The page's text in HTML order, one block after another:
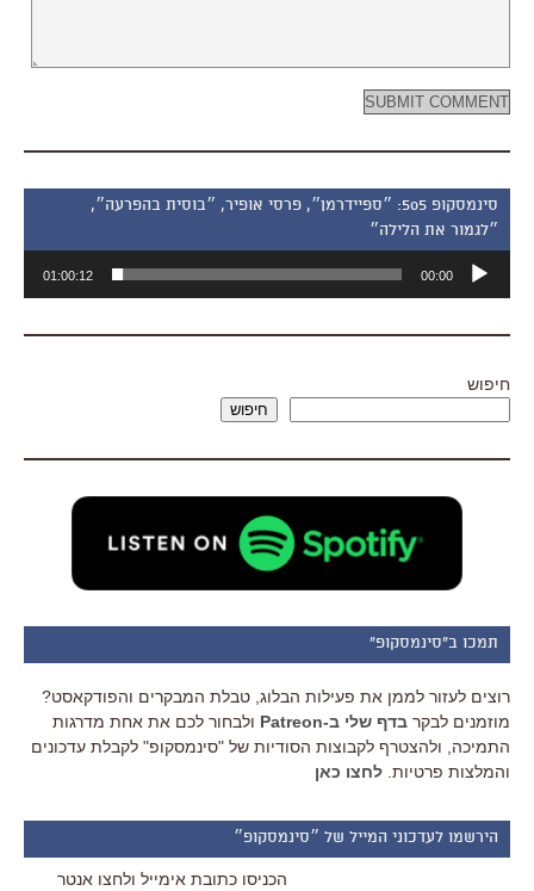
סינמסקופ 505: ״ספיידרמן״, פרסי אופיר, ״בוסית בהפרעה״,
״לגמור את הלילה״
אודיו
00:00
01:00:12
חיפוש
חיפוש
תמכו ב"סינמסקופ"
רוצים לעזור לממן את פעילות הבלוג, טבלת המבקרים והפודקאסט?
מוזמנים לבקר בדף שלי ב-Patreon
ולבחור לכם את אחת מדרגות
התמיכה, ולהצטרף לקבוצות הסודיות של "סינמסקופ" לקבלת עדכונים
והמלצות פרטיות. לחצו כאן
הירשמו לעדכוני המייל של ״סינמסקופ״
הכניסו כתובת אימייל ולחצו אנטר